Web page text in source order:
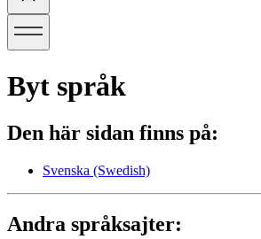
Byt språk
Den här sidan finns på:
Svenska (Swedish)
Andra språksajter: